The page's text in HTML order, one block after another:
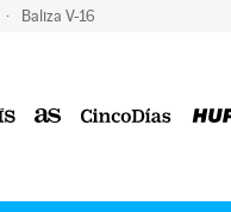
Baliza V-16